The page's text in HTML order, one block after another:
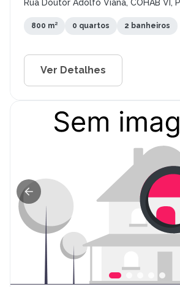
Rua Doutor Adolfo Viana, COHAB VI,
800 m² 0 quartos 2 banheiros
Ver Detalhes